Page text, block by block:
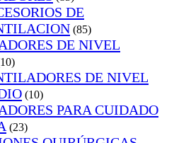
DE
(85)
DE NIVEL
DE NIVEL
(10)
PARA CUIDADO
(23)